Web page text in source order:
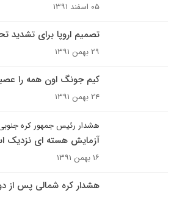
۰۵ اسفند ۱۳۹۱
تصمیم اروپا برای تشدید
۲۹ بهمن ۱۳۹۱
کیم جونگ اون همه را
۲۴ بهمن ۱۳۹۱
هشدار رئیس جمهور کره
آزمایش هسته ای نزدیک
۱۶ بهمن ۱۳۹۱
هشدار کره شمالی پس از